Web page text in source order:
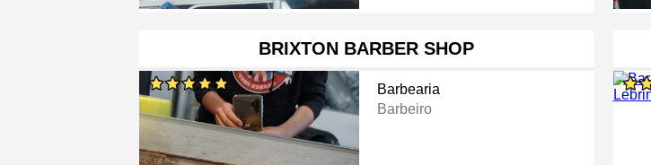
BRIXTON BARBER SHOP
Barbearia
Barbeiro